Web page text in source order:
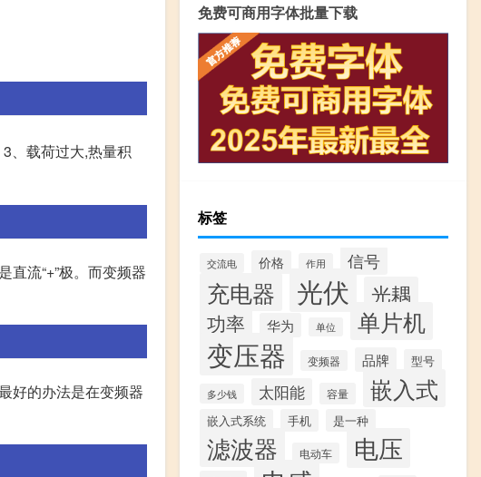
、载荷过大,热量积
流“+”极。而变频器
好的办法是在变频器
免费可商用字体批量下载
标签
交流电 价格 作用 信号
充电器 光伏
光耦
功率
华为 单位 单片机
变压器 变频器 品牌 型号
多少钱 太阳能 容量 嵌入式
嵌入式系统 手机 是一种
滤波器 电动车 电压